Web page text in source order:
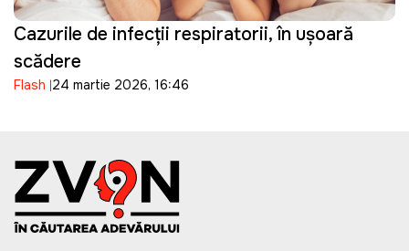
Cazurile de infecții respiratorii, în ușoară
scădere
Flash 24 martie 2026, 16:46